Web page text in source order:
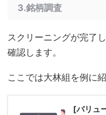
3.銘柄調査
スクリーニングが完了
確認します。
ここでは大林組を例に紹
[バリュ